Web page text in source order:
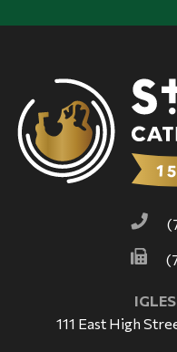
111 East High